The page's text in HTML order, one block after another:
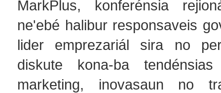
MarkPlus, konferénsia
ne'ebé halibur responsaveis
lider emprezariál sira no
diskute kona-ba tendénsias
marketing, inovasaun no